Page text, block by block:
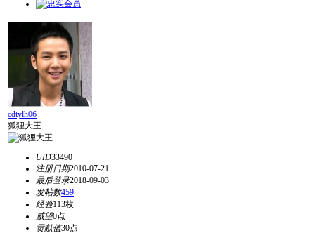
cdtylh06
狐狸大王
UID33490
注册日期2010-07-21
最后登录2018-09-03
发帖数459
经验113枚
威望0点
贡献值30点